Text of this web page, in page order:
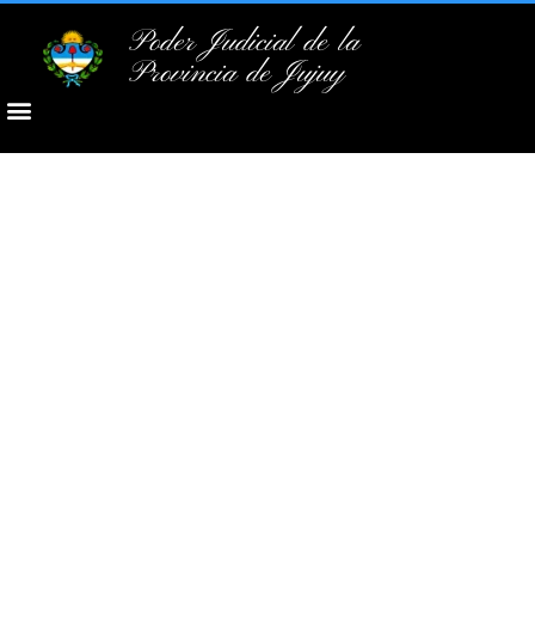
Poder Judicial de la
Provincia de Jujuy